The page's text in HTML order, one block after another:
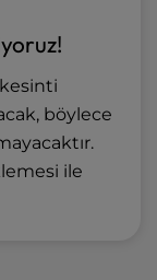
böylece
ile